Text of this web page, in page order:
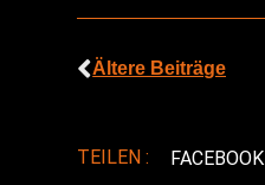
Ältere Beiträge
TEILEN : FACEBOOK